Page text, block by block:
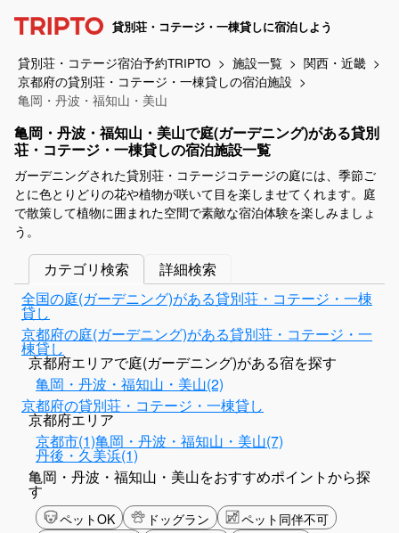
貸別荘・コテージ・一棟貸しに宿泊しよう
貸別荘・コテージ宿泊予約TRIPTO 施設一覧
関西・近畿
京都府の貸別荘・コテージ・一棟貸しの宿泊施設
亀岡・丹波・福知山・美山
亀岡・丹波・福知山・美山で庭(ガーデニング)がある貸別
荘・コテージ・一棟貸しの宿泊施設一覧
ガーデニングされた貸別荘・コテージコテージの庭には、季節ご
とに色とりどりの花や植物が咲いて目を楽しませてくれます。庭
で散策して植物に囲まれた空間で素敵な宿泊体験を楽しみましょ
う。
カテゴリ検索
詳細検索
全国の庭(ガーデニング)がある貸別荘・コテージ・一棟
貸し
京都府の庭(ガーデニング)がある貸別荘・コテージ・一
棟貸し
京都府エリアで庭(ガーデニング)がある宿を探す
亀岡・丹波・福知山・美山(2)
京都府の貸別荘・コテージ・一棟貸し
京都府エリア
京都市(1)亀岡・丹波・福知山・美山(7)
丹後・久美浜(1)
亀岡・丹波・福知山・美山をおすすめポイントから探
す
ペットOK ドッグラン
ペット同伴不可